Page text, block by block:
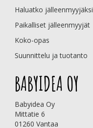
Haluatko jälleenmyyjäksi
Paikalliset jälleenmyyjät
Koko-opas
Suunnittelu ja tuotanto
BABYIDEA OY
Babyidea Oy
Mittatie 6
01260 Vantaa